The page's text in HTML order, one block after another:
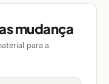
mudança
para a